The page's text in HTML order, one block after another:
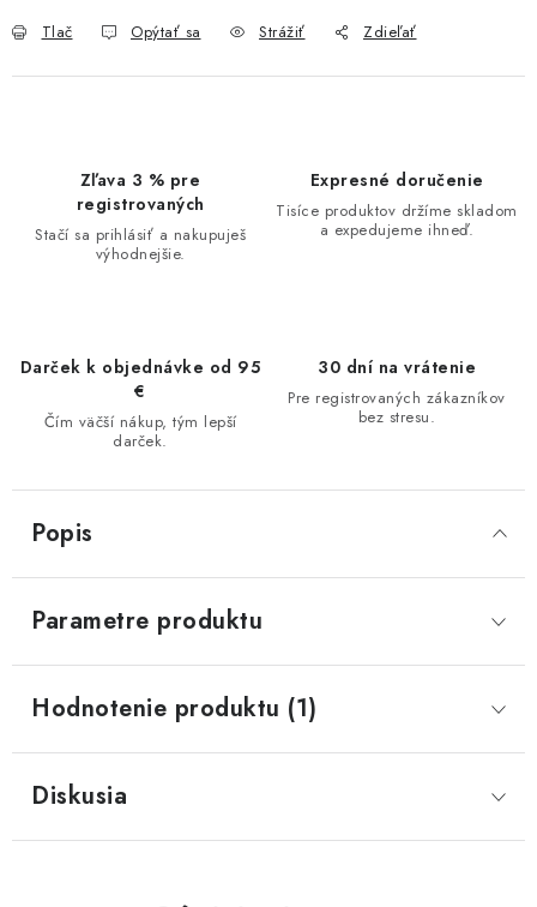
Tlač Opýtať sa Strážiť Zdieľať
Zľava 3 % pre
registrovaných
Stačí sa prihlásiť a nakupuješ
výhodnejšie.
Expresné doručenie
Tisíce produktov držíme skladom
a expedujeme ihneď.
Darček k objednávke od 95
€
Čím väčší nákup, tým lepší
darček.
30 dní na vrátenie
Pre registrovaných zákazníkov
bez stresu.
Popis
Parametre produktu
Hodnotenie produktu (1)
Diskusia